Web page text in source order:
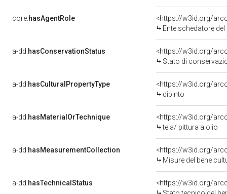
core:hasAgentRole
<https://w3id.org/
Ente schedatore
a-dd:hasConservationStatus
Stato di
a-dd:hasCulturalPropertyType
dipinto
a-dd:hasMaterialOrTechnique
<https://w3id.org/
tela/ pittura a olio
a-dd:hasMeasurementCollection
<https://w3id.org/
Misure del bene
a-dd:hasTechnicalStatus
<https://w3id.org/